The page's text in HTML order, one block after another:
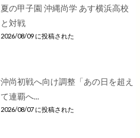
夏の甲子園 沖縄尚学 あす横浜高校
と対戦
2026/08/09 に投稿された
沖尚初戦へ向け調整「あの日を超え
て連覇へ...
2026/08/07 に投稿された